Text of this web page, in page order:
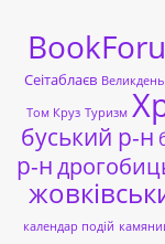
Сеітаблаєв
Том Круз Туризм
буський р-н
р-н
календар подій